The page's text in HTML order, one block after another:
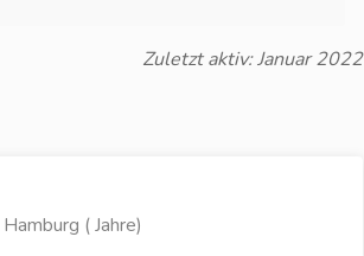
Zuletzt aktiv: Januar 2022
( Jahre)